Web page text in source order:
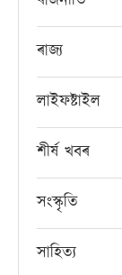
ৰাজ্য
লাইফষ্টাইল
শীৰ্ষ খবৰ
সংস্কৃতি
সাহিত্য